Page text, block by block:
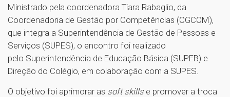
Ministrado pela coordenadora Tiara Rabaglio, da
Coordenadoria de Gestão por Competências (CGCOM),
que integra a Superintendência de Gestão de Pessoas e
Serviços (SUPES), o encontro foi realizado
pelo Superintendência de Educação Básica (SUPEB) e
Direção do Colégio, em colaboração com a SUPES.
O objetivo foi aprimorar as soft skills e promover a troca